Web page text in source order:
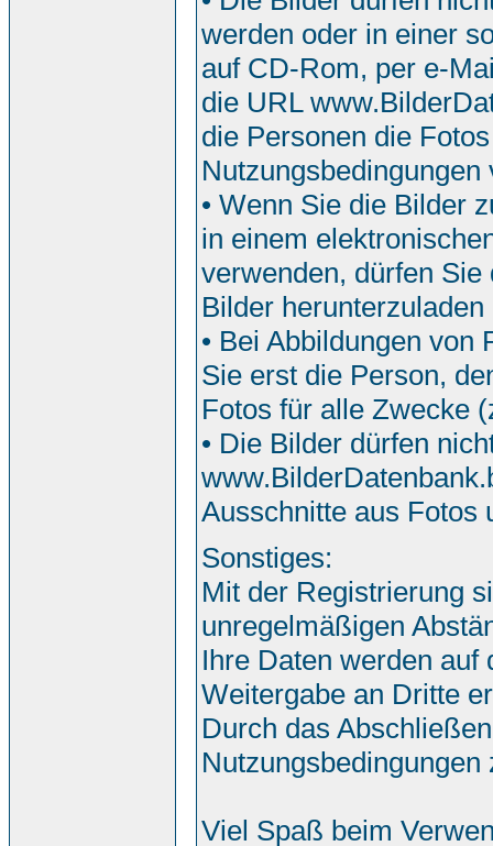
werden oder in einer
auf CD-Rom, per e-
die URL
die Personen die
• Wenn Sie die Bilder
in einem
verwenden, dürfen
Bilder
• Bei Abbildungen von
Sie erst die Person,
Fotos für alle Zwecke
• Die Bilder dürfen
Ausschnitte aus Fotos
Sonstiges:
Mit der Registrierung
unregelmäßigen
Ihre Daten werden
Weitergabe an Dritte
Durch das
Nutzungsbedingungen
Viel Spaß beim